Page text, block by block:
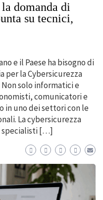
domanda di
su tecnici,
e il Paese ha bisogno di
per la Cybersicurezza
solo informatici e
comunicatori e
in uno dei settori con le
La cybersicurezza
specialisti […]